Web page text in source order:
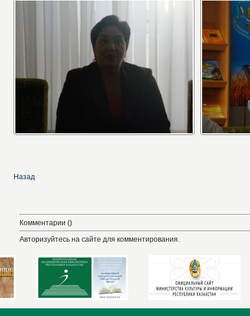
Назад
Комментарии ()
Авторизуйтесь на сайте для комментирования.